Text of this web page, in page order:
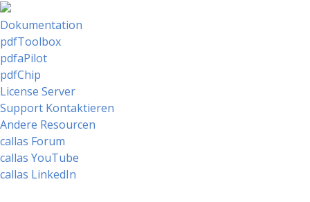
Dokumentation
pdfToolbox
pdfaPilot
pdfChip
License Server
Support Kontaktieren
Andere Resourcen
callas Forum
callas YouTube
callas LinkedIn